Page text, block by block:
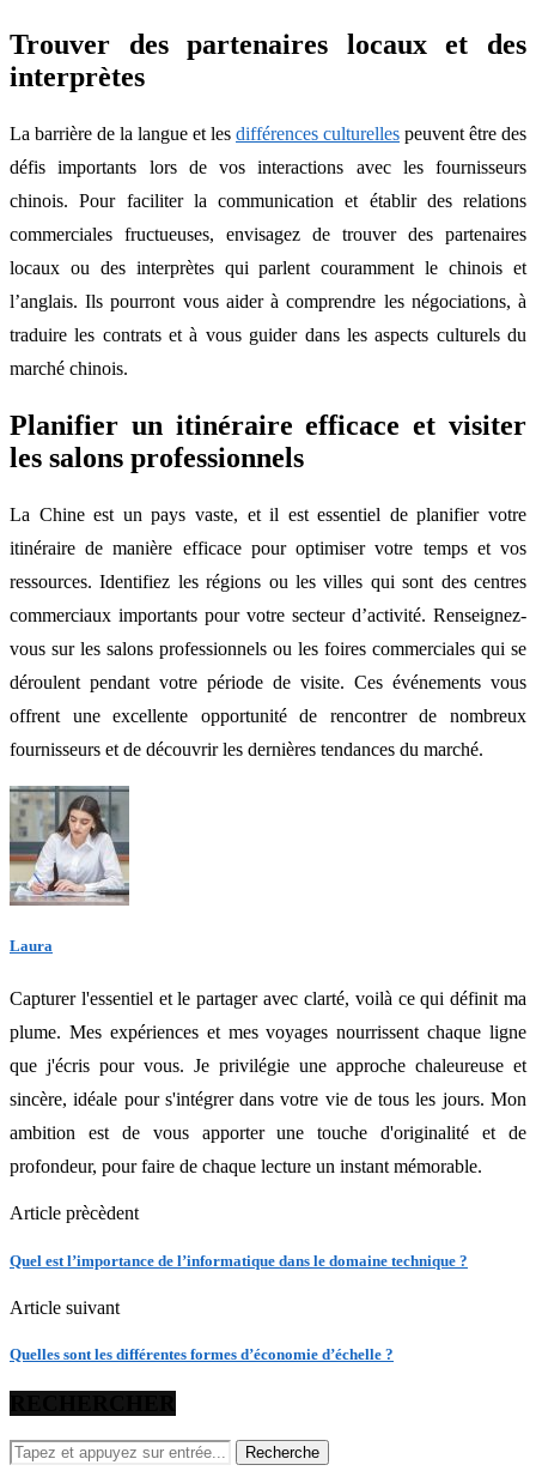
Trouver des partenaires locaux et des
interprètes
La barrière de la langue et les différences culturelles peuvent être des
défis importants lors de vos interactions avec les fournisseurs
chinois. Pour faciliter la communication et établir des relations
commerciales fructueuses, envisagez de trouver des partenaires
locaux ou des interprètes qui parlent couramment le chinois et
l’anglais. Ils pourront vous aider à comprendre les négociations, à
traduire les contrats et à vous guider dans les aspects culturels du
marché chinois.
Planifier un itinéraire efficace et visiter
les salons professionnels
La Chine est un pays vaste, et il est essentiel de planifier votre
itinéraire de manière efficace pour optimiser votre temps et vos
ressources. Identifiez les régions ou les villes qui sont des centres
commerciaux importants pour votre secteur d’activité. Renseignez-
vous sur les salons professionnels ou les foires commerciales qui se
déroulent pendant votre période de visite. Ces événements vous
offrent une excellente opportunité de rencontrer de nombreux
fournisseurs et de découvrir les dernières tendances du marché.
Laura
Capturer l'essentiel et le partager avec clarté, voilà ce qui définit ma
plume. Mes expériences et mes voyages nourrissent chaque ligne
que j'écris pour vous. Je privilégie une approche chaleureuse et
sincère, idéale pour s'intégrer dans votre vie de tous les jours. Mon
ambition est de vous apporter une touche d'originalité et de
profondeur, pour faire de chaque lecture un instant mémorable.
Article prècèdent
Quel est l’importance de l’informatique dans le domaine technique ?
Article suivant
Quelles sont les différentes formes d’économie d’échelle ?